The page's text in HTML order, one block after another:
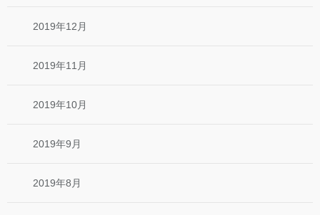
2019年12月
2019年11月
2019年10月
2019年9月
2019年8月